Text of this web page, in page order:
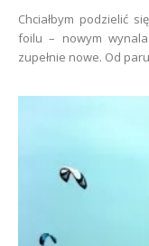
Chciałbym podzielić
foilu – nowym
zupełnie nowe. Od